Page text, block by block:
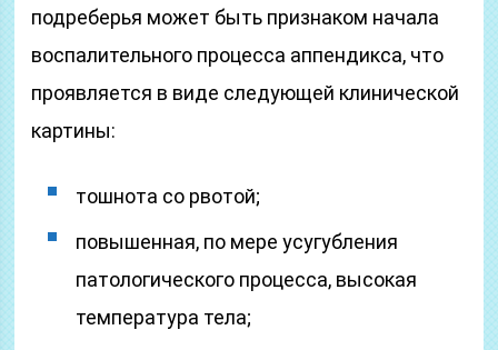
подреберья может быть признаком начала
воспалительного процесса аппендикса, что
проявляется в виде следующей клинической
картины:
тошнота со рвотой;
повышенная, по мере усугубления
патологического процесса, высокая
температура тела;